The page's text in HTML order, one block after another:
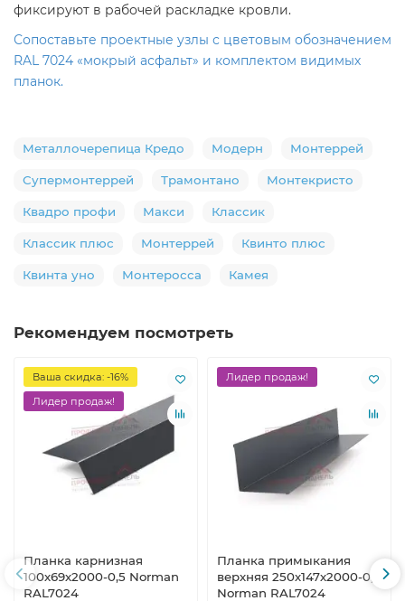
фиксируют в рабочей раскладке кровли.
Сопоставьте проектные узлы с цветовым обозначением
RAL 7024 «мокрый асфальт» и комплектом видимых
планок.
Металлочерепица Кредо Модерн Монтеррей
Супермонтеррей Трамонтано Монтекристо
Квадро профи Макси Классик
Классик плюс Монтеррей Квинто плюс
Квинта уно Монтеросса Камея
Рекомендуем посмотреть
Ваша скидка: -16%
Лидер продаж!
Планка карнизная
100х69х2000-0,5 Norman
RAL7024
Лидер продаж!
Планка примыкания
верхняя 250х147х2000-0,5
Norman RAL7024